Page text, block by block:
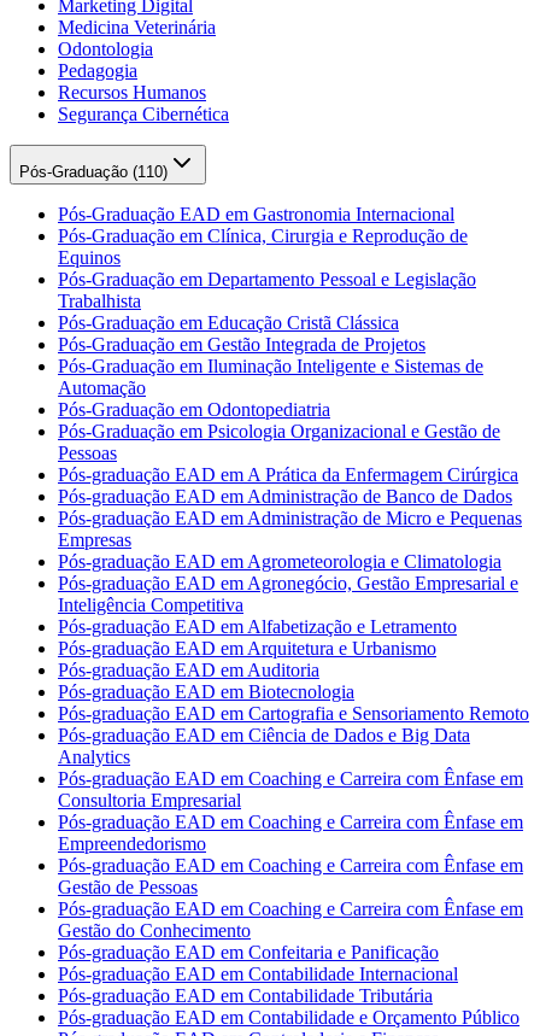
Marketing Digital
Medicina Veterinária
Odontologia
Pedagogia
Recursos Humanos
Segurança Cibernética
Pós-Graduação (110)
Pós-Graduação EAD em Gastronomia Internacional
Pós-Graduação em Clínica, Cirurgia e Reprodução de
Equinos
Pós-Graduação em Departamento Pessoal e Legislação
Trabalhista
Pós-Graduação em Educação Cristã Clássica
Pós-Graduação em Gestão Integrada de Projetos
Pós-Graduação em Iluminação Inteligente e Sistemas de
Automação
Pós-Graduação em Odontopediatria
Pós-Graduação em Psicologia Organizacional e Gestão de
Pessoas
Pós-graduação EAD em A Prática da Enfermagem Cirúrgica
Pós-graduação EAD em Administração de Banco de Dados
Pós-graduação EAD em Administração de Micro e Pequenas
Empresas
Pós-graduação EAD em Agrometeorologia e Climatologia
Pós-graduação EAD em Agronegócio, Gestão Empresarial e
Inteligência Competitiva
Pós-graduação EAD em Alfabetização e Letramento
Pós-graduação EAD em Arquitetura e Urbanismo
Pós-graduação EAD em Auditoria
Pós-graduação EAD em Biotecnologia
Pós-graduação EAD em Cartografia e Sensoriamento Remoto
Pós-graduação EAD em Ciência de Dados e Big Data
Analytics
Pós-graduação EAD em Coaching e Carreira com Ênfase em
Consultoria Empresarial
Pós-graduação EAD em Coaching e Carreira com Ênfase em
Empreendedorismo
Pós-graduação EAD em Coaching e Carreira com Ênfase em
Gestão de Pessoas
Pós-graduação EAD em Coaching e Carreira com Ênfase em
Gestão do Conhecimento
Pós-graduação EAD em Confeitaria e Panificação
Pós-graduação EAD em Contabilidade Internacional
Pós-graduação EAD em Contabilidade Tributária
Pós-graduação EAD em Contabilidade e Orçamento Público